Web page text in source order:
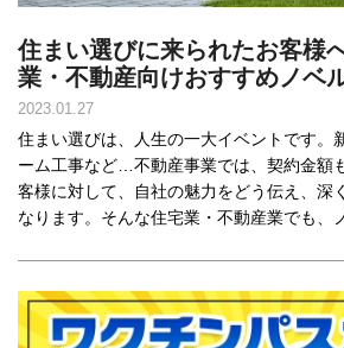
住まい選びに来られたお客
業・不動産向けおすすめノベ
2023.01.27
住まい選びは、人生の一大イベントです。
ーム工事など…不動産事業では、契約金額
客様に対して、自社の魅力をどう伝え、深
なります。そんな住宅業・不動産業でも、